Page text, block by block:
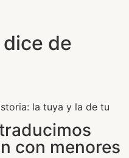
de
la tuya y la de tu
con menores